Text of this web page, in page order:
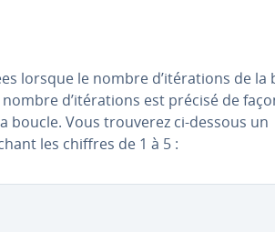
lorsque le nombre d’ité­ra­tions de la
d’ité­ra­tions est précisé de
boucle. Vous trouverez ci-dessous un
les chiffres de 1 à 5 :